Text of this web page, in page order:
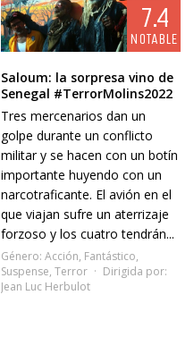
7.4
NOTABLE
Saloum: la sorpresa vino de
Senegal #TerrorMolins2022
Tres mercenarios dan un
golpe durante un conflicto
militar y se hacen con un botín
importante huyendo con un
narcotraficante. El avión en el
que viajan sufre un aterrizaje
forzoso y los cuatro tendrán...
Género:Acción, Fantástico,
Suspense,Terror
Dirigida por:
Jean Luc Herbulot